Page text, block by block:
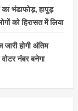
का भंडाफोड़, हापुड़
को हिरासत में लिया
होगी अंतिम
नंबर बनेगा